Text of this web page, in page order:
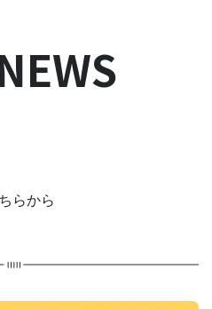
らから